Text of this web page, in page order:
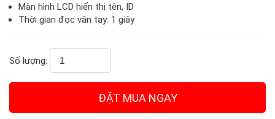
Màn hình LCD hiển thị tên, ID
Thời gian đọc vân tay: 1 giây
Số lượng: